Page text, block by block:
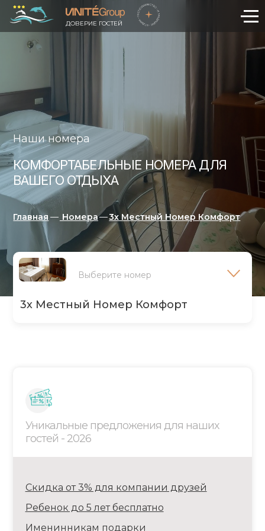
ДОВЕРИЕ ГОСТЕЙ
Наши номера
КОМФОРТАБЕЛЬНЫЕ НОМЕРА ДЛЯ
ВАШЕГО ОТДЫХА
Главная — Номера—3х Местный Номер Комфорт
Выберите номер
3х Местный Номер Комфорт
Балконом
3х Местный Стандарт С Французским
Уникальные предложения для наших
гостей - 2026
Скидка от 3% для компании друзей
Ребенок до 5 лет бесплатно
Именинникам подарки